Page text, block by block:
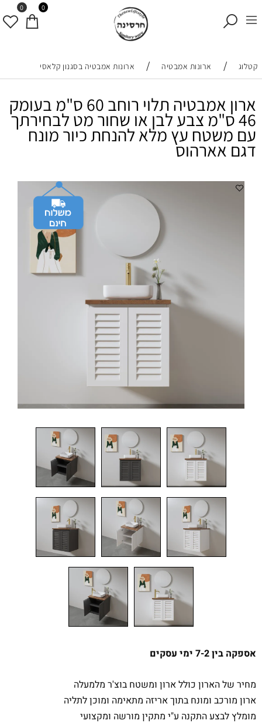
0 0
קטלוג / ארונות אמבטיה / ארונות אמבטיה בסגנון קלאסי
ארון אמבטיה תלוי רוחב 60 ס"מ בעומק
46 ס"מ צבע לבן או שחור מט לבחירתך
עם משטח עץ מלא להנחת כיור מונח
דגם אארהוס
אספקה בין 7-2 ימי עסקים
מחיר של הארון כולל ארון ומשטח בוצ'ר מלמעלה
ארון מורכב ומונח בתוך אריזה מתאימה ומוכן לתליה
מומלץ לבצע התקנה ע"י מתקין מורשה ומקצועי